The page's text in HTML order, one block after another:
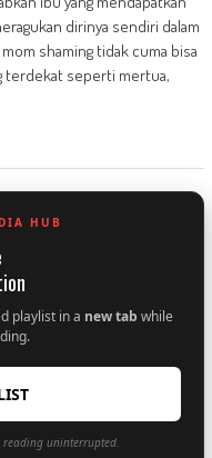
dirinya sendiri dalam
shaming tidak cuma bisa
terdekat seperti mertua,
HUB
playlist in a new tab while
reading uninterrupted.